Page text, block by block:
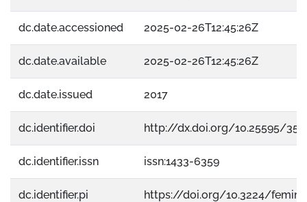
dc.date.accessioned 2025-02-26T12:45:26Z
dc.date.available 2025-02-26T12:45:26Z
dc.date.issued 2017
dc.identifier.doi http://dx.doi.org/10.25595/
dc.identifier.issn issn:1433-6359
dc.identifier.pi https://doi.org/10.3224/